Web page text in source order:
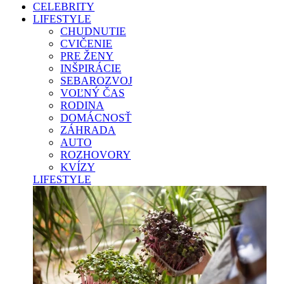
CELEBRITY
LIFESTYLE
CHUDNUTIE
CVIČENIE
PRE ŽENY
INŠPIRÁCIE
SEBAROZVOJ
VOĽNÝ ČAS
RODINA
DOMÁCNOSŤ
ZÁHRADA
AUTO
ROZHOVORY
KVÍZY
LIFESTYLE